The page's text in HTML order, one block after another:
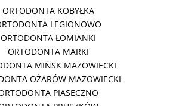
ORTODONTA KOBYŁKA
LEGIONOWO
ORTODONTA ŁOMIANKI
ORTODONTA MARKI
MIŃSK MAZOWIECKI
OŻARÓW MAZOWIECKI
PIASECZNO